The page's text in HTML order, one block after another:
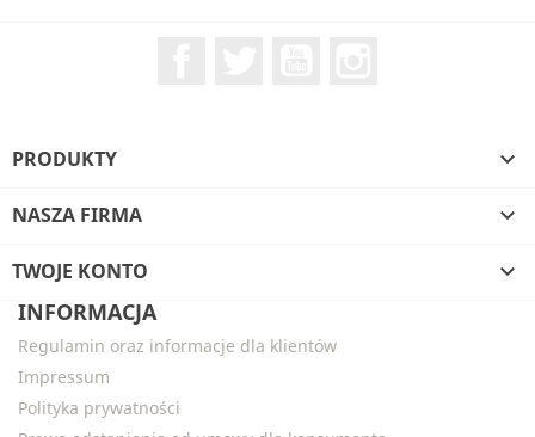
PRODUKTY 
NASZA FIRMA 
TWOJE KONTO

INFORMACJA
Regulamin oraz informacje dla klientów
Impressum
Polityka prywatności